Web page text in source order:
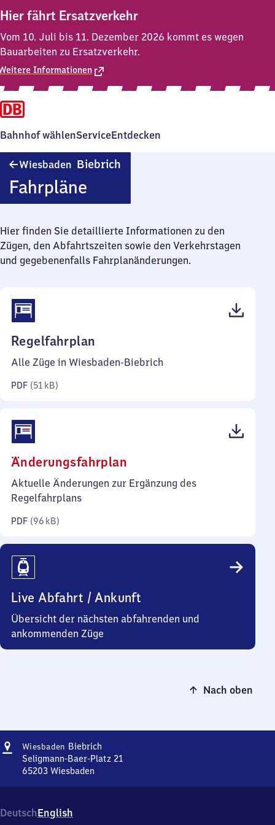
Hier fährt Ersatzverkehr
Vom 10. Juli bis 11. Dezember 2026 kommt es wegen
Bauarbeiten zu Ersatzverkehr.
Informationen
Bahnhof wählenServiceEntdecken
Wiesbaden Biebrich
Fahrpläne
Hier finden Sie detaillierte Informationen zu den
Zügen, den Abfahrtszeiten sowie den Verkehrstagen
und gegebenenfalls Fahrplanänderungen.
Regelfahrplan
51
Alle Züge in Wiesbaden-Biebrich
PDF (51 kB)
Änderungsfahrplan
96
Aktuelle Änderungen zur Ergänzung des
Regelfahrplans
PDF (96 kB)
Live Abfahrt / Ankunft
Übersicht der nächsten abfahrenden und
ankommenden Züge
Nach oben
Adresse
Wiesbaden Biebrich
Biebrich
Seligmann-Baer-Platz 21
65203 Wiesbaden
Seligmann-
Baer-
DeutschEnglish